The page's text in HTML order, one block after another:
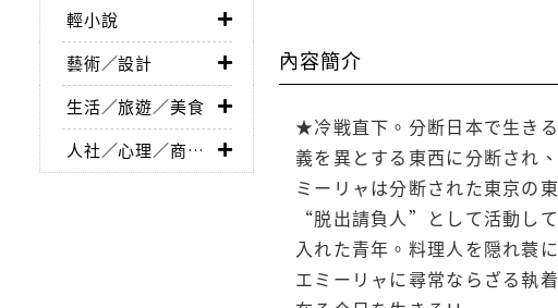
輕小說
藝術／設計
生活／旅遊／美食
人社／心理／商業／其他
內容簡介
★冷戦直下。分断日本で生き
義を異とする東西に分断され
ミーリャは分断された東京の
“脱出請負人”として活動し
入れた青年。料理人を隠れ蓑
エミーリャに尋常ならざる執